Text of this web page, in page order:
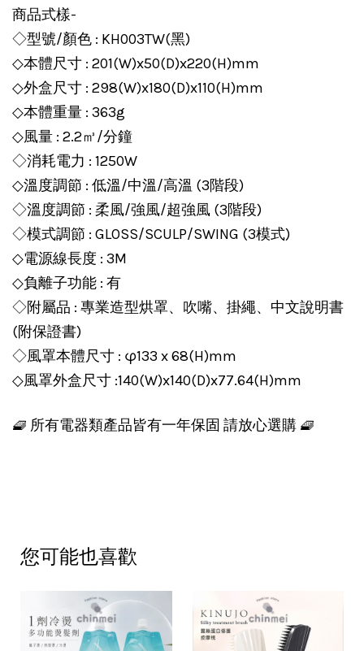
商品式樣-
◇型號/顏色 : KH003TW(黑)
◇本體尺寸 : 201(W)x50(D)x220(H)mm
◇外盒尺寸 : 298(W)x180(D)x110(H)mm
◇本體重量 : 363g
◇風量 : 2.2㎥/分鐘
◇消耗電力 : 1250W
◇溫度調節 : 低溫/中溫/高溫 (3階段)
◇溫度調節 : 柔風/強風/超強風 (3階段)
◇模式調節 : GLOSS/SCULP/SWING (3模式)
◇電源線長度 : 3M
◇負離子功能 : 有
◇附屬品 : 專業造型烘罩、吹嘴、掛繩、中文說明書
(附保證書)
◇風罩本體尺寸 : φ133 x 68(H)mm
◇風罩外盒尺寸 :140(W)x140(D)x77.64(H)mm
🧇 所有電器類產品皆有一年保固 請放心選購 🧇
您可能也喜歡